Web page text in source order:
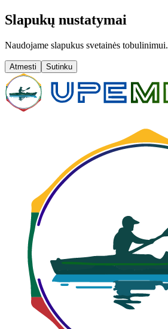
Slapukų nustatymai
Naudojame slapukus svetainės tobulinimui.
Atmesti Sutinku